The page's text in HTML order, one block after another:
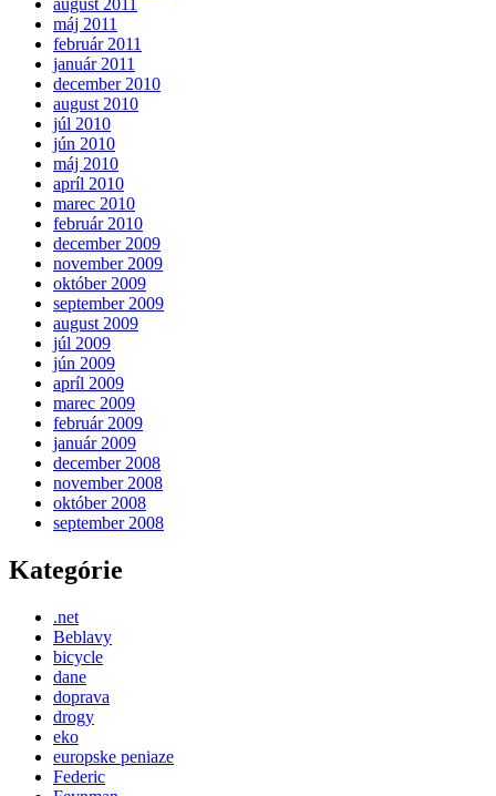
august 2011
máj 2011
február 2011
január 2011
december 2010
august 2010
júl 2010
jún 2010
máj 2010
apríl 2010
marec 2010
február 2010
december 2009
november 2009
október 2009
september 2009
august 2009
júl 2009
jún 2009
apríl 2009
marec 2009
február 2009
január 2009
december 2008
november 2008
október 2008
september 2008
Kategórie
.net
Beblavy
bicycle
dane
doprava
drogy
eko
europske peniaze
Federic